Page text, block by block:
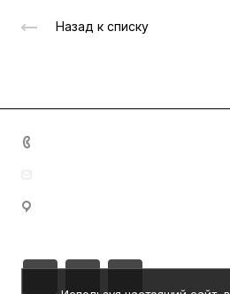
Назад к списку